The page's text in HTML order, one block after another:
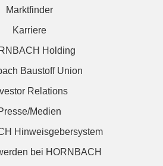
Marktfinder
Karriere
Holding
Baustoff Union
Relations
Medien
Hinweisgebersystem
bei HORNBACH